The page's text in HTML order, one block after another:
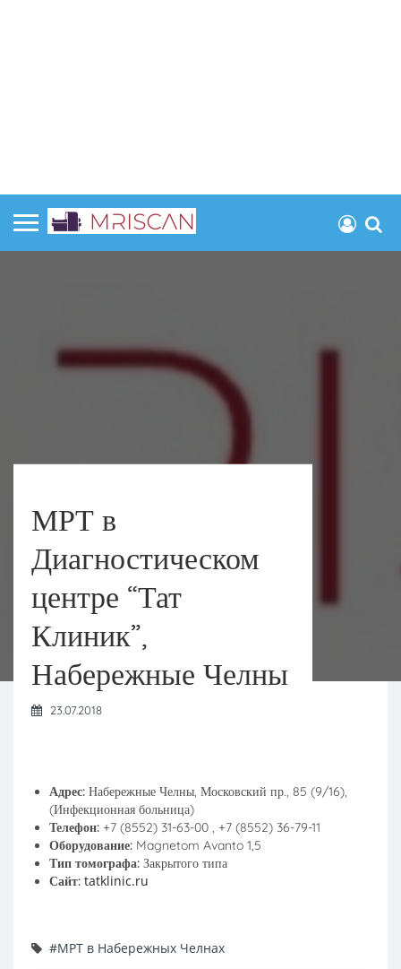
МРТ в
Диагностическом
центре “Тат
Клиник”,
Набережные Челны
23.07.2018
Адрес: Набережные Челны, Московский пр., 85 (9/16),
(Инфекционная больница)
Телефон: +7 (8552) 31-63-00 , +7 (8552) 36-79-11
Оборудование: Magnetom Avanto 1,5
Тип томографа: Закрытого типа
Сайт: tatklinic.ru
#МРТ в Набережных Челнах